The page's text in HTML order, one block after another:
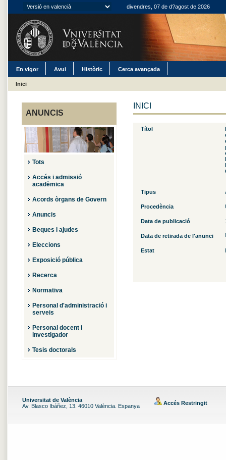
divendres, 07 de d?agost de 2026
En vigor Avui Històric Cerca avançada
Inici
ANUNCIS
Tots
Accés i admissió
acadèmica
Acords òrgans de Govern
Anuncis
Beques i ajudes
Eleccions
Exposició pública
Recerca
Normativa
Personal d'administració i
serveis
Personal docent i
investigador
Tesis doctorals
INICI
Títol
Tipus
Procedència
Data de publicació
Data de retirada de l'anunci
Estat
Universitat de València
Av. Blasco Ibáñez, 13. 46010 València. Espanya
Accés Restringit